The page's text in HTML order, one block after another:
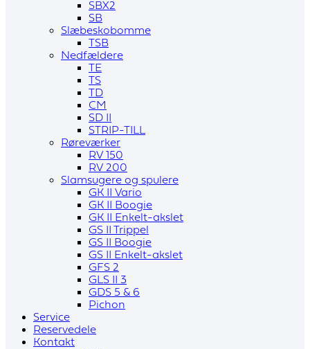
SBX2
SB
Slæbeskobomme
TSB
Nedfældere
TE
TS
TD
CM
SD II
STRIP-TILL
Røreværker
RV 150
RV 200
Slamsugere og spulere
GK II Vario
GK II Boogie
GK II Enkelt-akslet
GS II Trippel
GS II Boogie
GS II Enkelt-akslet
GFS 2
GLS II 3
GDS 5 & 6
Pichon
Service
Reservedele
Kontakt